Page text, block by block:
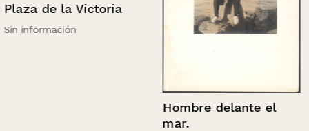
Plaza de la Victoria
Sin información
Hombre delante el
mar.